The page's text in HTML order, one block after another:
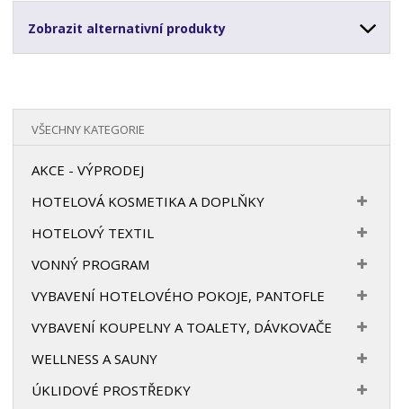
Zobrazit alternativní produkty
VŠECHNY KATEGORIE
AKCE - VÝPRODEJ
HOTELOVÁ KOSMETIKA A DOPLŇKY
HOTELOVÝ TEXTIL
VONNÝ PROGRAM
VYBAVENÍ HOTELOVÉHO POKOJE, PANTOFLE
VYBAVENÍ KOUPELNY A TOALETY, DÁVKOVAČE
WELLNESS A SAUNY
ÚKLIDOVÉ PROSTŘEDKY